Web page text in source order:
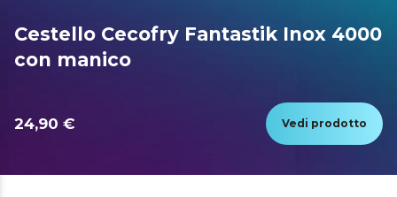
Cestello Cecofry Fantastik Inox 4000
con manico
24,90 € Vedi prodotto